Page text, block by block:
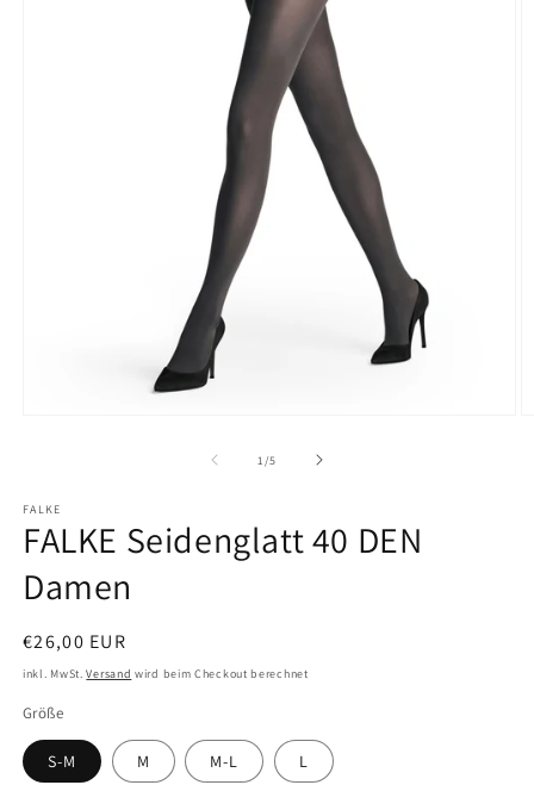
1/von
5
FALKE
FALKE Seidenglatt 40 DEN
Damen
Normaler
Preis
€26,00 EUR
inkl. MwSt.Versand wird beim Checkout berechnet
Größe
S-M M M-L L